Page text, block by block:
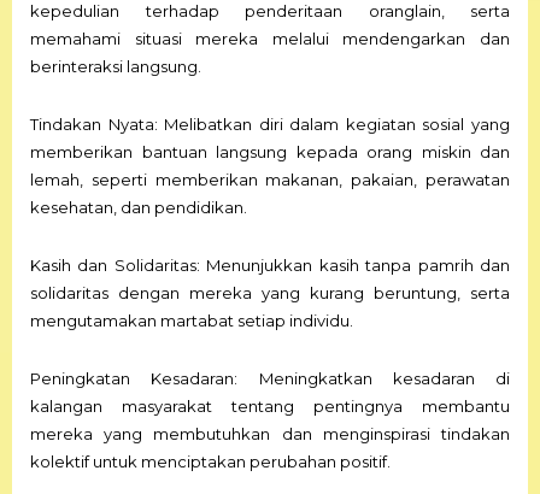
kepedulian terhadap penderitaan oranglain, serta
memahami situasi mereka melalui mendengarkan dan
berinteraksi langsung.
Tindakan Nyata: Melibatkan diri dalam kegiatan sosial yang
memberikan bantuan langsung kepada orang miskin dan
lemah, seperti memberikan makanan, pakaian, perawatan
kesehatan, dan pendidikan.
Kasih dan Solidaritas: Menunjukkan kasih tanpa pamrih dan
solidaritas dengan mereka yang kurang beruntung, serta
mengutamakan martabat setiap individu.
Peningkatan Kesadaran: Meningkatkan kesadaran di
kalangan masyarakat tentang pentingnya membantu
mereka yang membutuhkan dan menginspirasi tindakan
kolektif untuk menciptakan perubahan positif.